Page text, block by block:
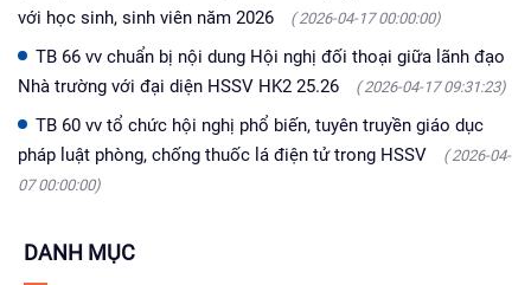
với học sinh, sinh viên năm 2026
( 2026-04-17 00:00:00)
TB 66 vv chuẩn bị nội dung Hội nghị đối thoại giữa lãnh đạo
Nhà trường với đại diện HSSV HK2 25.26
( 2026-04-17 09:31:23)
TB 60 vv tổ chức hội nghị phổ biến, tuyên truyền giáo dục
pháp luật phòng, chống thuốc lá điện tử trong HSSV
( 2026-04-
07 00:00:00)
DANH MỤC